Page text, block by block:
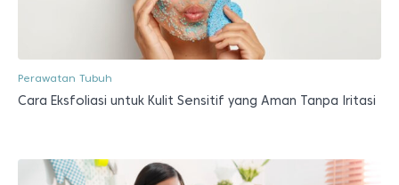
Perawatan Tubuh
Cara Eksfoliasi untuk Kulit Sensitif yang Aman Tanpa Iritasi